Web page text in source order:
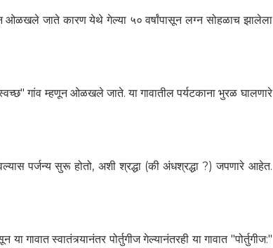
ओळखले जाते कारण येथे गेल्या ५० वर्षांपासून लग्न सोहळाच झालेला
गांव म्हणून ओळखले जाते. या गावातील पर्यटकाना भुरळ घालणारे
पर्जन्य सुरू होतो, अशी श्रद्धा (की अंधश्रद्धा ?) जपणारे आहेत.
गावात स्वातंत्र्यानंतर पोर्तुगीज गेल्यानंतरही या गावात "पोर्तुगीज:"